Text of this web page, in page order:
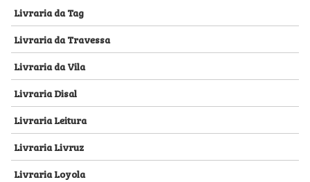
Livraria da Tag
Livraria da Travessa
Livraria da Vila
Livraria Disal
Livraria Leitura
Livraria Livruz
Livraria Loyola